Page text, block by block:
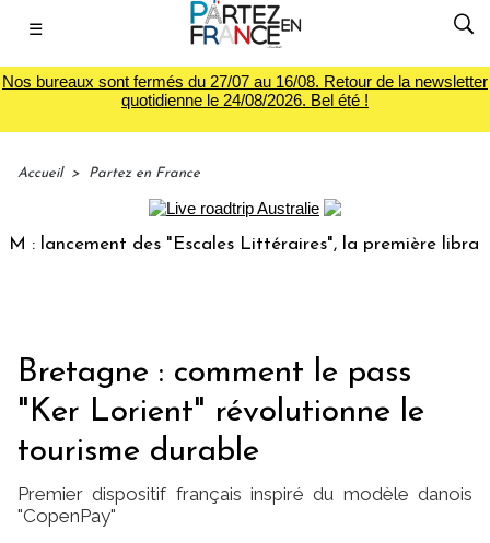
☰
Nos bureaux sont fermés du 27/07 au 16/08. Retour de la newsletter
quotidienne le 24/08/2026. Bel été !
Accueil > Partez en France
des "Escales Littéraires", la première librairie du
Bretagne : comment le pass
"Ker Lorient" révolutionne le
tourisme durable
Premier dispositif français inspiré du modèle danois
"CopenPay"